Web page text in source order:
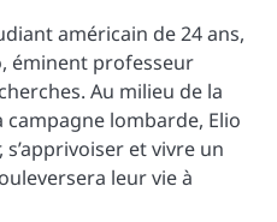
américain de 24 ans,
éminent professeur
Au milieu de la
lombarde, Elio
et vivre un
leur vie à